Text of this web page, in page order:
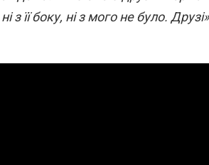
з її боку, ні з мого не було. Друзі»